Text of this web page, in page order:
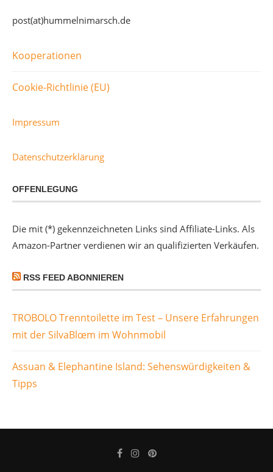
post(at)hummelnimarsch.de
Kooperationen
Cookie-Richtlinie (EU)
Impressum
Datenschutzerklärung
OFFENLEGUNG
Die mit (*) gekennzeichneten Links sind Affiliate-Links. Als
Amazon-Partner verdienen wir an qualifizierten Verkäufen.
RSS FEED ABONNIEREN
TROBOLO Trenntoilette im Test – Unsere Erfahrungen
mit der SilvaBlœm im Wohnmobil
Assuan & Elephantine Island: Sehenswürdigkeiten &
Tipps